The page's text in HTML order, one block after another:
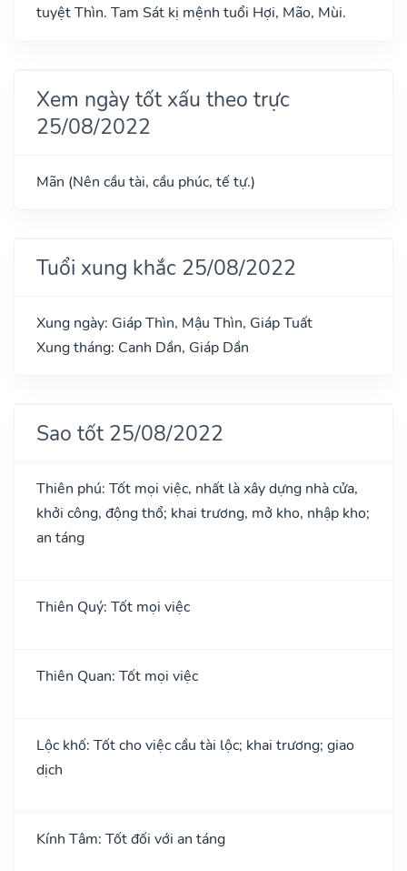
tuyệt Thìn. Tam Sát kị mệnh tuổi Hợi, Mão, Mùi.
Xem ngày tốt xấu theo trực
25/08/2022
Mãn (Nên cầu tài, cầu phúc, tế tự.)
Tuổi xung khắc 25/08/2022
Xung ngày: Giáp Thìn, Mậu Thìn, Giáp Tuất
Xung tháng: Canh Dần, Giáp Dần
Sao tốt 25/08/2022
Thiên phú: Tốt mọi việc, nhất là xây dựng nhà cửa,
khởi công, động thổ; khai trương, mở kho, nhập kho;
an táng
Thiên Quý: Tốt mọi việc
Thiên Quan: Tốt mọi việc
Lộc khố: Tốt cho việc cầu tài lộc; khai trương; giao
dịch
Kính Tâm: Tốt đối với an táng